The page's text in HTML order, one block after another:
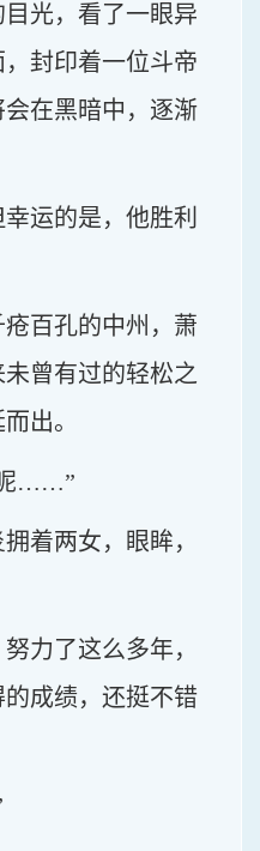
光，看了一眼异
封印着一位斗帝
在黑暗中，逐渐
运的是，他胜利
百孔的中州，萧
曾有过的轻松之
出。
呢……”
着两女，眼眸，
力了这么多年，
成绩，还挺不错